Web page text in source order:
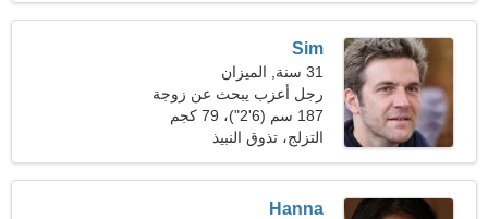
Sim
31 سنة, الميزان
رجل أعزب يبحث عن زوجة
187 سم (6'2")، 79 كجم
(174 رطلا)
التزلج، تذوق النبيذ
Hanna